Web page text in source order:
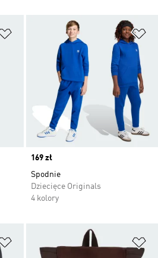
Dodaj do listy życzeń
Price
169 zł
Spodnie
Dziecięce Originals
4 kolory
Dodaj do listy życzeń